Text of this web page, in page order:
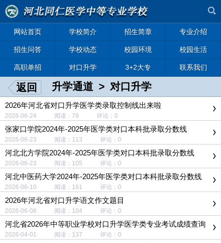
网站首页 学校简介 招生简章 专业介绍
招生问答 学校动态 校园环境 校园生活
高职单招 对口升学 3+2大专 联系我们
返回 升学通道 > 对口升学
2026年河北省对口升学医学类录取控制线出来啦
2026-06-24 阅读：78 评论：0
张家口学院2024年-2025年医学类对口本科批录取分数线
2026-06-23 阅读：113 评论：0
河北北方学院2024年-2025年医学类对口本科批录取分数线
2026-06-23 阅读：105 评论：0
河北中医药大学2024年-2025年医学类对口本科批录取分数线
2026-06-10 阅读：161 评论：0
2026年河北省对口升学语文作文题目
2026-06-08 阅读：104 评论：0
河北省2026年中等职业学校对口升学医学类专业考试成绩查询
及复核通知
2026-04-01 阅读：137 评论：0